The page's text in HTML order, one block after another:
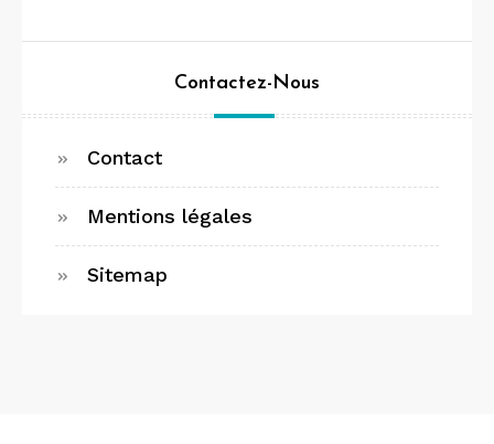
Contactez-Nous
Contact
Mentions légales
Sitemap